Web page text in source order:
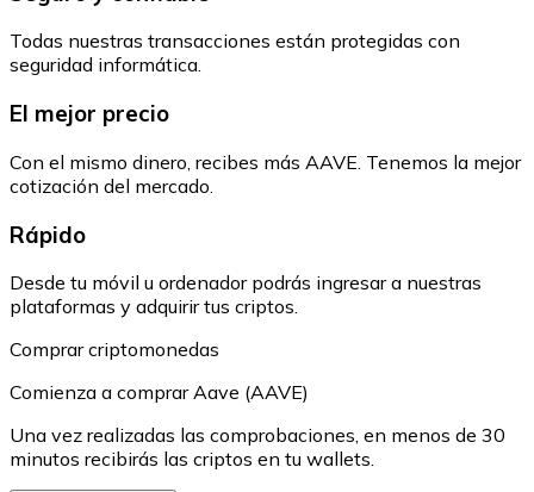
Todas nuestras transacciones están protegidas con
seguridad informática.
El mejor precio
Con el mismo dinero, recibes más AAVE. Tenemos la mejor
cotización del mercado.
Rápido
Desde tu móvil u ordenador podrás ingresar a nuestras
plataformas y adquirir tus criptos.
Comprar criptomonedas
Comienza a comprar Aave (AAVE)
Una vez realizadas las comprobaciones, en menos de 30
minutos recibirás las criptos en tu wallets.